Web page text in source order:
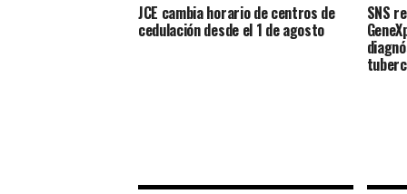
JCE cambia horario de centros de
cedulación desde el 1 de agosto
SNS